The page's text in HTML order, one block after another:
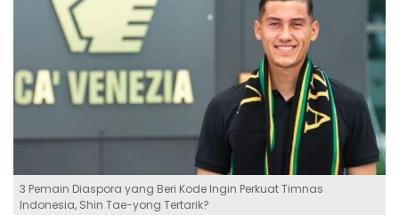
3 Pemain Diaspora yang Beri Kode Ingin Perkuat Timnas
Indonesia, Shin Tae-yong Tertarik?